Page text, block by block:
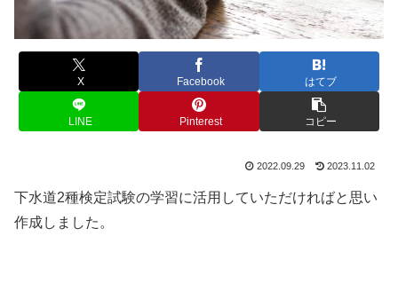
X Facebook はてブ
LINE Pinterest コピー
2022.09.29 2023.11.02
下水道2種検定試験の学習に活用していただければと思い
作成しました。